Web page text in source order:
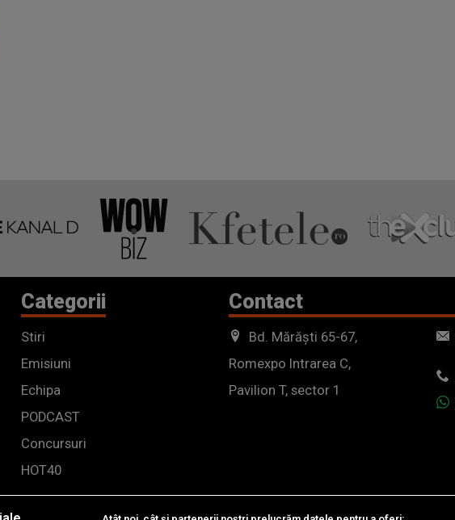
Categorii
Stiri
Emisiuni
Echipa
PODCAST
Concursuri
HOT40
Contact
Bd. Mărăști 65-67,
Romexpo Intrarea C,
Pavilion T, sector 1